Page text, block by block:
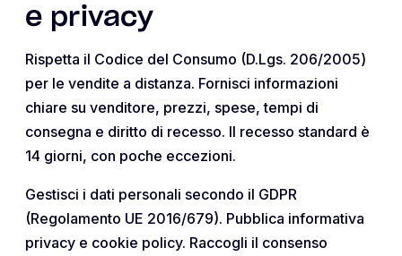
e privacy
Rispetta il Codice del Consumo (D.Lgs. 206/2005)
per le vendite a distanza. Fornisci informazioni
chiare su venditore, prezzi, spese, tempi di
consegna e diritto di recesso. Il recesso standard è
14 giorni, con poche eccezioni.
Gestisci i dati personali secondo il GDPR
(Regolamento UE 2016/679). Pubblica informativa
privacy e cookie policy. Raccogli il consenso